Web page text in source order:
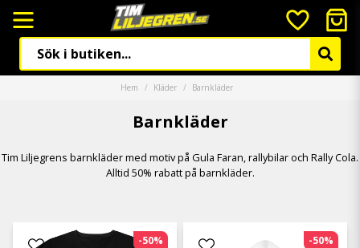
Hem Kläder Barnkläder
Barnkläder
Tim Liljegrens barnkläder med motiv på Gula Faran, rallybilar och Rally Cola.
Alltid 50% rabatt på barnkläder.
-50% -50%